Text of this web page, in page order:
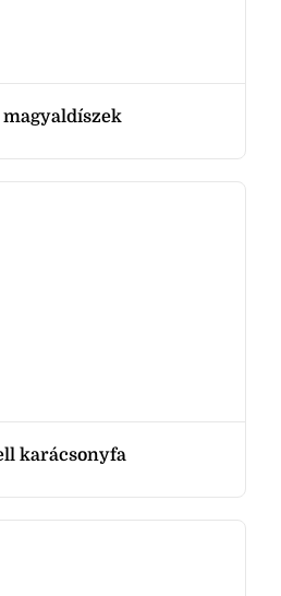
magyaldíszek
karácsonyfa